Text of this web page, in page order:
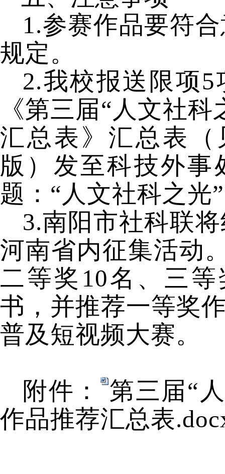
1.参赛作品要符
规定。
2.我校报送 限项5
《第三届“人文社科
汇总表》汇总表
（
版）发至科技外事
题：“人文社科之光
3.南阳市社科联
河南省内征集活动
二等奖10名、三
书，并推荐一等奖
普及短视频大赛。
附件： 第三届“
作品推荐汇总表